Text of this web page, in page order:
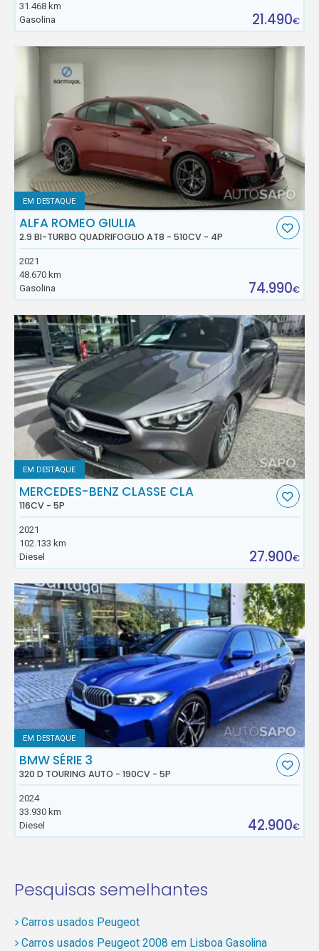
31.468 km
Gasolina
21.490€
EM DESTAQUE
ALFA ROMEO GIULIA
2.9 BI-TURBO QUADRIFOGLIO AT8 - 510CV - 4P
2021
48.670 km
Gasolina
74.990€
EM DESTAQUE
MERCEDES-BENZ CLASSE CLA
116CV - 5P
2021
102.133 km
Diesel
27.900€
EM DESTAQUE
BMW SÉRIE 3
320 D TOURING AUTO - 190CV - 5P
2024
33.930 km
Diesel
42.900€
Pesquisas semelhantes
Carros usados Peugeot
Carros usados Peugeot 2008 em Lisboa Gasolina